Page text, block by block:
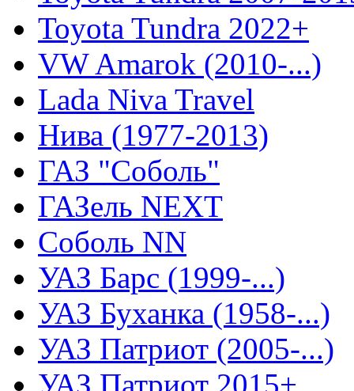
Toyota Tundra 2022+
VW Amarok (2010-...)
Lada Niva Travel
Нива (1977-2013)
ГАЗ "Соболь"
ГАЗель NEXT
Соболь NN
УАЗ Барс (1999-...)
УАЗ Буханка (1958-...)
УАЗ Патриот (2005-...)
УАЗ Патриот 2015+